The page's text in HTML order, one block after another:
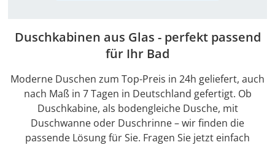
Duschkabinen aus Glas - perfekt passend
für Ihr Bad
Moderne Duschen zum Top-Preis in 24h geliefert, auch
nach Maß in 7 Tagen in Deutschland gefertigt. Ob
Duschkabine, als bodengleiche Dusche, mit
Duschwanne oder Duschrinne – wir finden die
passende Lösung für Sie. Fragen Sie jetzt einfach